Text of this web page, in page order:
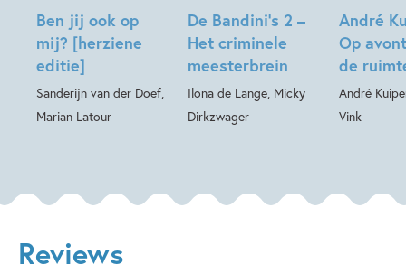
Ben jij ook op
mij? [herziene
editie]
Sanderijn van der Doef,
Marian Latour
De Bandini’s 2 –
Het criminele
meesterbrein
Ilona de Lange, Micky
Dirkzwager
André
Op
de
André
Vink
Reviews